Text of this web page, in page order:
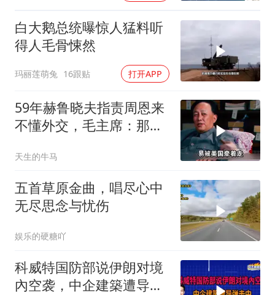
白大鹅总统曝惊人猛料听
得人毛骨悚然
玛丽莲萌兔 16跟贴 打开APP
59年赫鲁晓夫指责周恩来
不懂外交，毛主席：那我
天生的牛马
五首草原金曲，唱尽心中
无尽思念与忧伤
娱乐的硬糖吖
科威特国防部说伊朗对境
內空袭，中企建築遭导弹